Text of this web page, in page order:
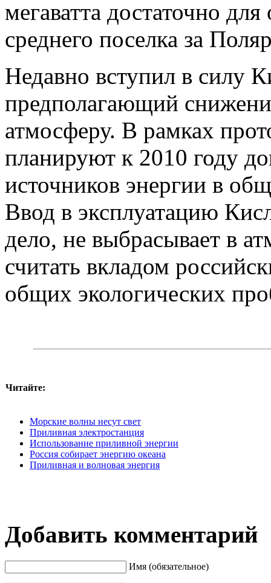
мегаватта достаточно
среднего поселка за
Недавно вступил в силу
предполагающий
атмосферу. В рамках
планируют к 2010 году
источников энергии в
Ввод в эксплуатацию
дело, не выбрасывает в
считать вкладом
общих экологических
Читайте:
Морские волны несут свет
Приливная электростанция
Использование приливной энергии
Россия собирает энергию океана
Приливная и волновая энергия
Добавить комментарий
Имя (обязательное)